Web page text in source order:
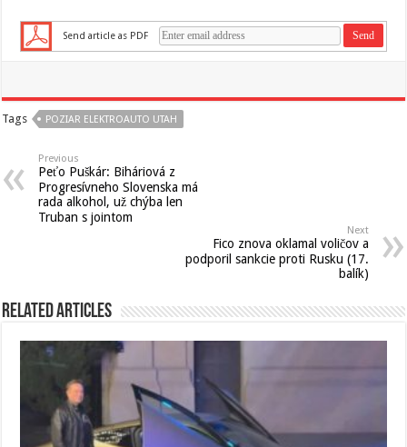
Send article as PDF
Tags POZIAR ELEKTROAUTO UTAH
Previous
Peťo Puškár: Biháriová z
Progresívneho Slovenska má
rada alkohol, už chýba len
Truban s jointom
Next
Fico znova oklamal voličov a
podporil sankcie proti Rusku (17.
balík)
Related Articles